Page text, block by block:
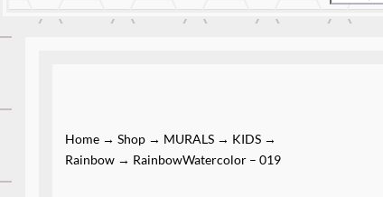
search
Home→ Shop→ MURALS→ KIDS→
Rainbow→ RainbowWatercolor – 019